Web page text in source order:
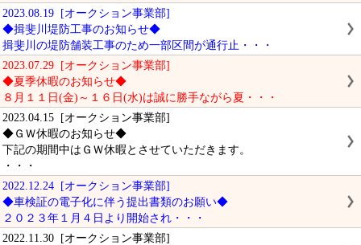
2023.08.19 [オークション事業部]
◆揖斐川堤防工事のお知らせ◆
揖斐川の堤防舗装工事のため一部区間が通行止・・・
2023.07.29 [オークション事業部]
◆夏季休暇のお知らせ◆
８月１１日(金)～１６日(水)は誠に勝手ながら夏・・・
2023.04.15 [オークション事業部]
◆ＧＷ休暇のお知らせ◆
下記の期間中はＧＷ休暇とさせていただきます。
・・・
2022.12.24 [オークション事業部]
◆車検証の電子化に伴う提出書類のお願い◆
２０２３年１月４日より開始され・・・
2022.11.30 [オークション事業部]